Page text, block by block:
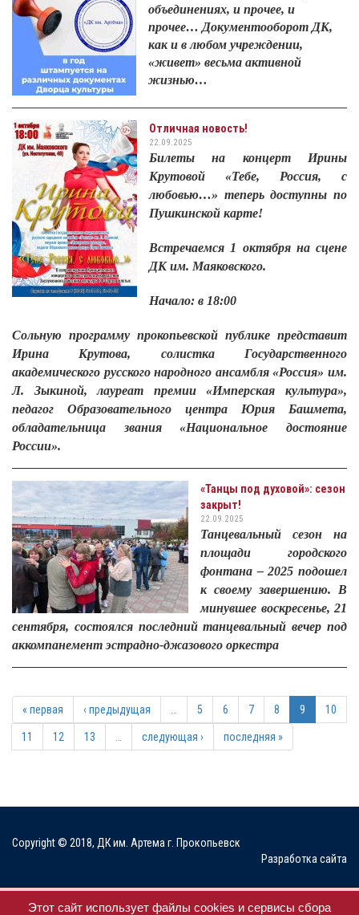
объединениях, и прочее, и
прочее… Документооборот ДК,
как и в любом учреждении,
«живет» весьма активной
жизнью…
Отличная новость!
22.09.2025
Билеты на концерт Ирины
Крутовой «Тебе, Россия, с
любовью…» теперь доступны по
Пушкинской карте!
Встречаемся 1 октября на сцене
ДК им. Маяковского.
Начало: в 18:00
Сольную программу прокопьевской публике представит
Ирина Крутова, солистка Государственного
академического русского народного ансамбля «Россия» им.
Л. Зыкиной, лауреат премии «Имперская культура»,
педагог Образовательного центра Юрия Башмета,
обладательница звания «Национальное достояние
России».
«Танцы под духовой»: сезон
закрыт!
22.09.2025
Танцевальный сезон на
площади городского
фонтана – 2025 подошел
к своему завершению. В
минувшее воскресенье, 21
сентября, состоялся последний танцевальный вечер под
аккомпанемент эстрадно-джазового оркестра
« первая ‹ предыдущая … 5 6 7 8 9 10
11 12 13 … следующая › последняя »
Copyright © 2018, ДК им. Артема г. Прокопьевск
Разработка сайта
Мы в соц. сетях
Этот сайт использует файлы cookies и сервисы сбора